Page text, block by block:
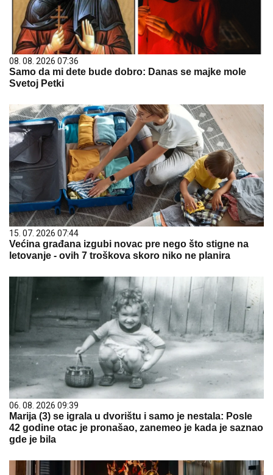
08. 08. 2026 07:36
Samo da mi dete bude dobro: Danas se majke mole
Svetoj Petki
15. 07. 2026 07:44
Većina građana izgubi novac pre nego što stigne na
letovanje - ovih 7 troškova skoro niko ne planira
06. 08. 2026 09:39
Marija (3) se igrala u dvorištu i samo je nestala: Posle
42 godine otac je pronašao, zanemeo je kada je saznao
gde je bila